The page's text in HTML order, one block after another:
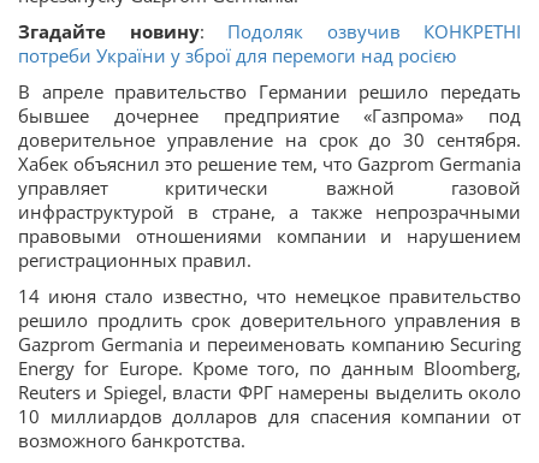
Згадайте новину: Подоляк озвучив КОНКРЕТНІ
потреби України у зброї для перемоги над росією
В апреле правительство Германии решило передать
бывшее дочернее предприятие «Газпрома» под
доверительное управление на срок до 30 сентября.
Хабек объяснил это решение тем, что Gazprom Germaniа
управляет критически важной газовой
инфраструктурой в стране, а также непрозрачными
правовыми отношениями компании и нарушением
регистрационных правил.
14 июня стало известно, что немецкое правительство
решило продлить срок доверительного управления в
Gazprom Germaniа и переименовать компанию Securing
Energy for Europe. Кроме того, по данным Bloomberg,
Reuters и Spiegel, власти ФРГ намерены выделить около
10 миллиардов долларов для спасения компании от
возможного банкротства.